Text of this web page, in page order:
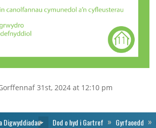
31st, 2024 at 12:10 pm
Digwyddiadau Dod o hyd i Gartref Gyrfaoedd